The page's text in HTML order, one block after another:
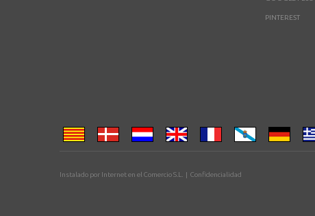
PINTEREST
Instalado por Internet en el Comercio S.L. Confidencialidad